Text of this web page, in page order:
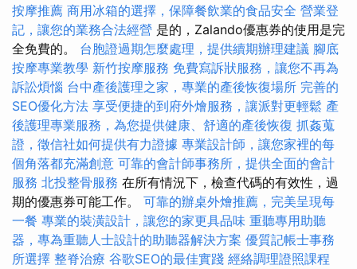
按摩推薦 商用冰箱的選擇，保障餐飲業的食品安全 營業登
記，讓您的業務合法經營 是的，Zalando優惠券的使用是完
全免費的。 台胞證過期怎麼處理，提供續期辦理建議 腳底
按摩專業教學 新竹按摩服務 免費寫訴狀服務，讓您不再為
訴訟煩惱 台中產後護理之家，專業的產後恢復場所 完善的
SEO優化方法 享受便捷的到府外燴服務，讓派對更輕鬆 產
後護理專業服務，為您提供健康、舒適的產後恢復 抓姦蒐
證，徵信社如何提供有力證據 專業設計師，讓您家裡的每
個角落都充滿創意 可靠的會計師事務所，提供全面的會計
服務 北投整骨服務 在所有情況下，檢查代碼的有效性，過
期的優惠券可能工作。 可靠的辦桌外燴推薦，完美呈現每
一餐 專業的裝潢設計，讓您的家更具品味 重聽專用助聽
器，專為重聽人士設計的助聽器解決方案 優質記帳士事務
所選擇 整脊治療 谷歌SEO的最佳實踐 經絡調理證照課程